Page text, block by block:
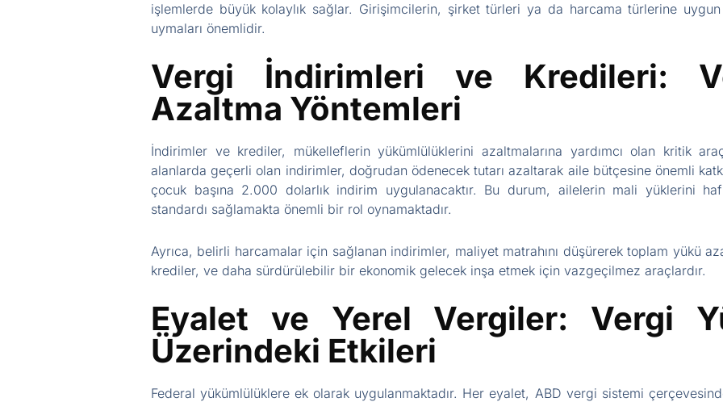
işlemlerde büyük kolaylık sağlar. Girişimcilerin, şirket türleri ya da harcama türlerine
uymaları önemlidir.
Vergi İndirimleri ve Kredileri:
Azaltma Yöntemleri
İndirimler ve krediler, mükelleflerin yükümlülüklerini azaltmalarına yardımcı olan kritik
alanlarda geçerli olan indirimler, doğrudan ödenecek tutarı azaltarak aile bütçesine önemli
çocuk başına 2.000 dolarlık indirim uygulanacaktır. Bu durum, ailelerin mali yüklerini
standardı sağlamakta önemli bir rol oynamaktadır.
Ayrıca, belirli harcamalar için sağlanan indirimler, maliyet matrahını düşürerek toplam yükü
krediler, ve daha sürdürülebilir bir ekonomik gelecek inşa etmek için vazgeçilmez araçlardır.
Eyalet ve Yerel Vergiler: Vergi
Üzerindeki Etkileri
Federal yükümlülüklere ek olarak uygulanmaktadır. Her eyalet, ABD vergi sistemi